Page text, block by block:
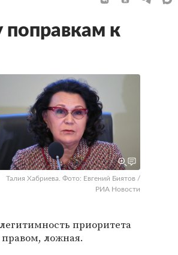
поправкам к
Талия Хабриева. Фото: Евгений Биятов /
РИА Новости
приоритета
ложная.